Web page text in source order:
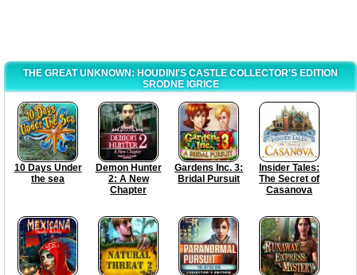
THE GREAT UNKNOWN: HOUDINI'S CASTLE COLLECTOR'S EDITION
SRODNE IGRICE
10 Days Under
the sea
Demon Hunter
2: A New
Chapter
Gardens Inc. 3:
Bridal Pursuit
Insider Tales:
The Secret of
Casanova